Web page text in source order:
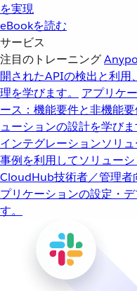
を実現
eBookを読む
サービス
注目のトレーニング
開されたAPIの検出と利用
理を学びます。
アプリケ
ース：機能要件と非機能
ューションの設計を学びま
インテグレーションソリ
事例を利用してソリューシ
CloudHub技術者／管理
プリケーションの設定・
す。